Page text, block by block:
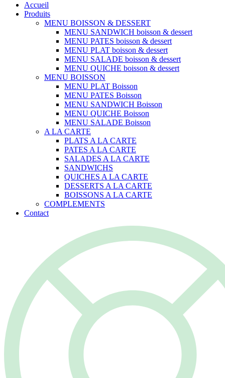
Accueil
Produits
MENU BOISSON & DESSERT
MENU SANDWICH boisson & dessert
MENU PATES boisson & dessert
MENU PLAT boisson & dessert
MENU SALADE boisson & dessert
MENU QUICHE boisson & dessert
MENU BOISSON
MENU PLAT Boisson
MENU PATES Boisson
MENU SANDWICH Boisson
MENU QUICHE Boisson
MENU SALADE Boisson
A LA CARTE
PLATS A LA CARTE
PATES A LA CARTE
SALADES A LA CARTE
SANDWICHS
QUICHES A LA CARTE
DESSERTS A LA CARTE
BOISSONS A LA CARTE
COMPLEMENTS
Contact